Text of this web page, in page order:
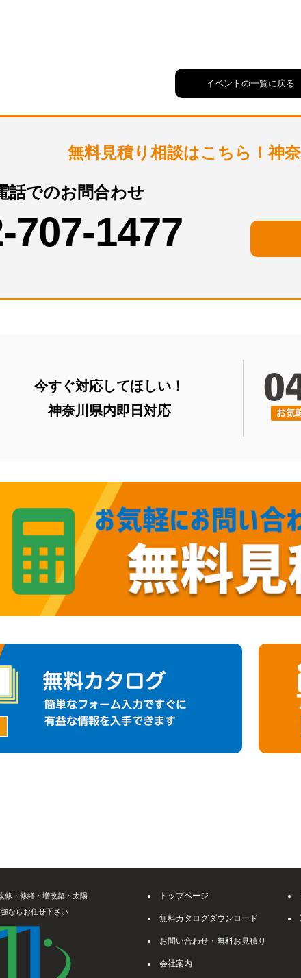
イベントの一覧に戻る
無料見積り相談はこちら！神
話でのお問合わせ
707-1477
今すぐ対応してほしい！
神奈川県内即日対応
修・修繕・増改築・太陽
ならお任せ下さい
トップページ
無料カタログダウンロード
お問い合わせ・無料お見積り
会社案内